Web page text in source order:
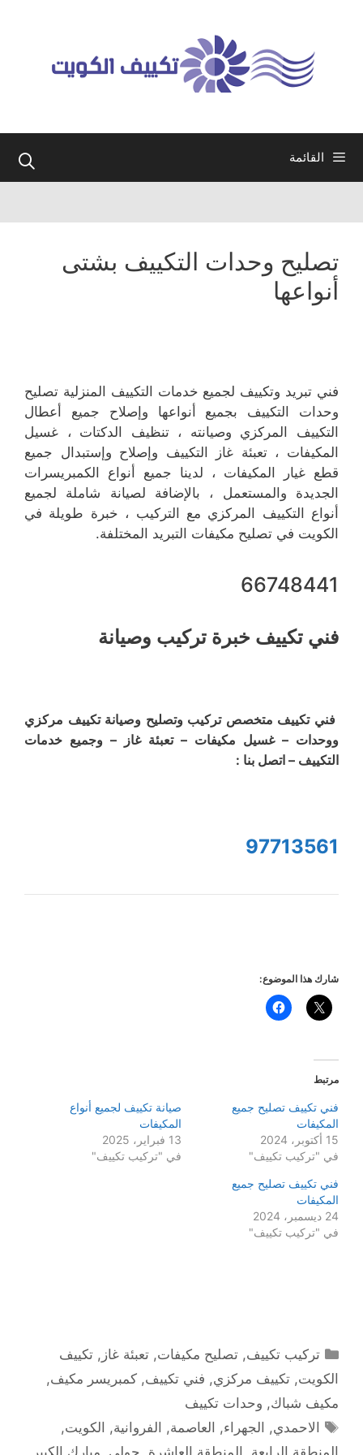
القائمة
تصليح وحدات التكييف بشتى
أنواعها
فني تبريد وتكييف لجميع خدمات التكييف المنزلية تصليح
وحدات التكييف بجميع أنواعها وإصلاح جميع أعطال
التكييف المركزي وصيانته ، تنظيف الدكتات ، غسيل
المكيفات ، تعبئة غاز التكييف وإصلاح وإستبدال جميع
قطع غيار المكيفات ، لدينا جميع أنواع الكمبريسرات
الجديدة والمستعمل ، بالإضافة لصيانة شاملة لجميع
أنواع التكييف المركزي مع التركيب ، خبرة طويلة في
الكويت في تصليح مكيفات التبريد المختلفة.
66748441
فني تكييف خبرة تركيب وصيانة
فني تكييف متخصص تركيب وتصليح وصيانة تكييف مركزي
ووحدات – غسيل مكيفات – تعبئة غاز – وجميع خدمات
التكييف – اتصل بنا :
97713561
شارك هذا الموضوع:
مرتبط
فني تكييف تصليح جميع
المكيفات
15 أكتوبر، 2024
في "تركيب تكييف"
صيانة تكييف لجميع أنواع
المكيفات
13 فبراير، 2025
في "تركيب تكييف"
فني تكييف تصليح جميع
المكيفات
24 ديسمبر، 2024
في "تركيب تكييف"
التصنيفات
تركيب تكييف,تصليح مكيفات,تعبئة غاز ,تكييف
الكويت, تكييف مركزي, فني تكييف, كمبريسر مكيف,
مكيف شباك, وحدات تكييف
الوسوم
الاحمدي, الجهراء, العاصمة, الفروانية, الكويت,
المنطقة الرابعة
المنطقة العاشرة حولي مبارك الكبير